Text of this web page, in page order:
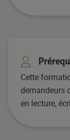
Cette
demandeurs
en lecture,